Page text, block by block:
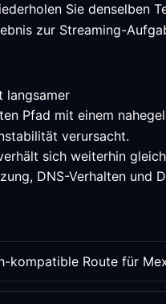
Sie denselben
zur Streaming-
langsamer
Pfad mit einem
verursacht.
sich weiterhin gleich
DNS-Verhalten und
kompatible Route für